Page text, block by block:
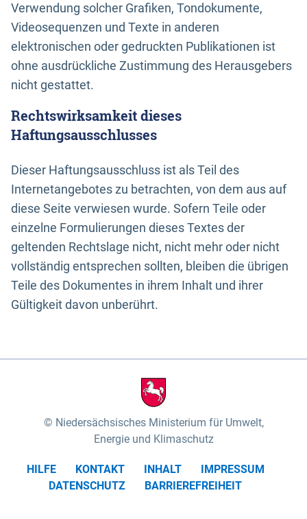
Verwendung solcher Grafiken, Tondokumente,
Videosequenzen und Texte in anderen
elektronischen oder gedruckten Publikationen ist
ohne ausdrückliche Zustimmung des Herausgebers
nicht gestattet.
Rechtswirksamkeit dieses
Haftungsausschlusses
Dieser Haftungsausschluss ist als Teil des
Internetangebotes zu betrachten, von dem aus auf
diese Seite verwiesen wurde. Sofern Teile oder
einzelne Formulierungen dieses Textes der
geltenden Rechtslage nicht, nicht mehr oder nicht
vollständig entsprechen sollten, bleiben die übrigen
Teile des Dokumentes in ihrem Inhalt und ihrer
Gültigkeit davon unberührt.
Niedersächsisches Ministerium für Umwelt,
Energie und Klimaschutz
HILFE KONTAKT INHALT
IMPRESSUM
DATENSCHUTZ
BARRIEREFREIHEIT